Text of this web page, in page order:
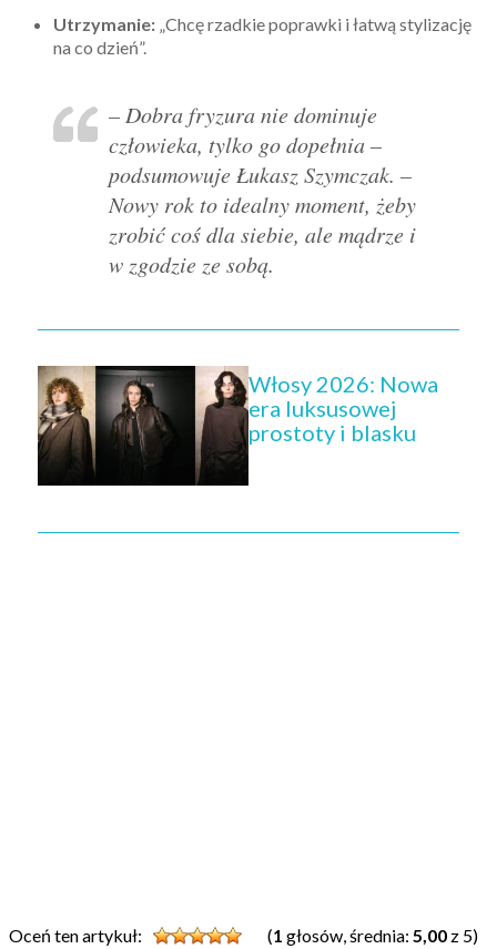
Utrzymanie: „Chcę rzadkie poprawki i łatwą stylizację
na co dzień”.
– Dobra fryzura nie dominuje
człowieka, tylko go dopełnia –
podsumowuje Łukasz Szymczak. –
Nowy rok to idealny moment, żeby
zrobić coś dla siebie, ale mądrze i
w zgodzie ze sobą.
Włosy 2026: Nowa
era luksusowej
prostoty i blasku
Oceń ten artykuł: (1 głosów, średnia: 5,00 z 5)